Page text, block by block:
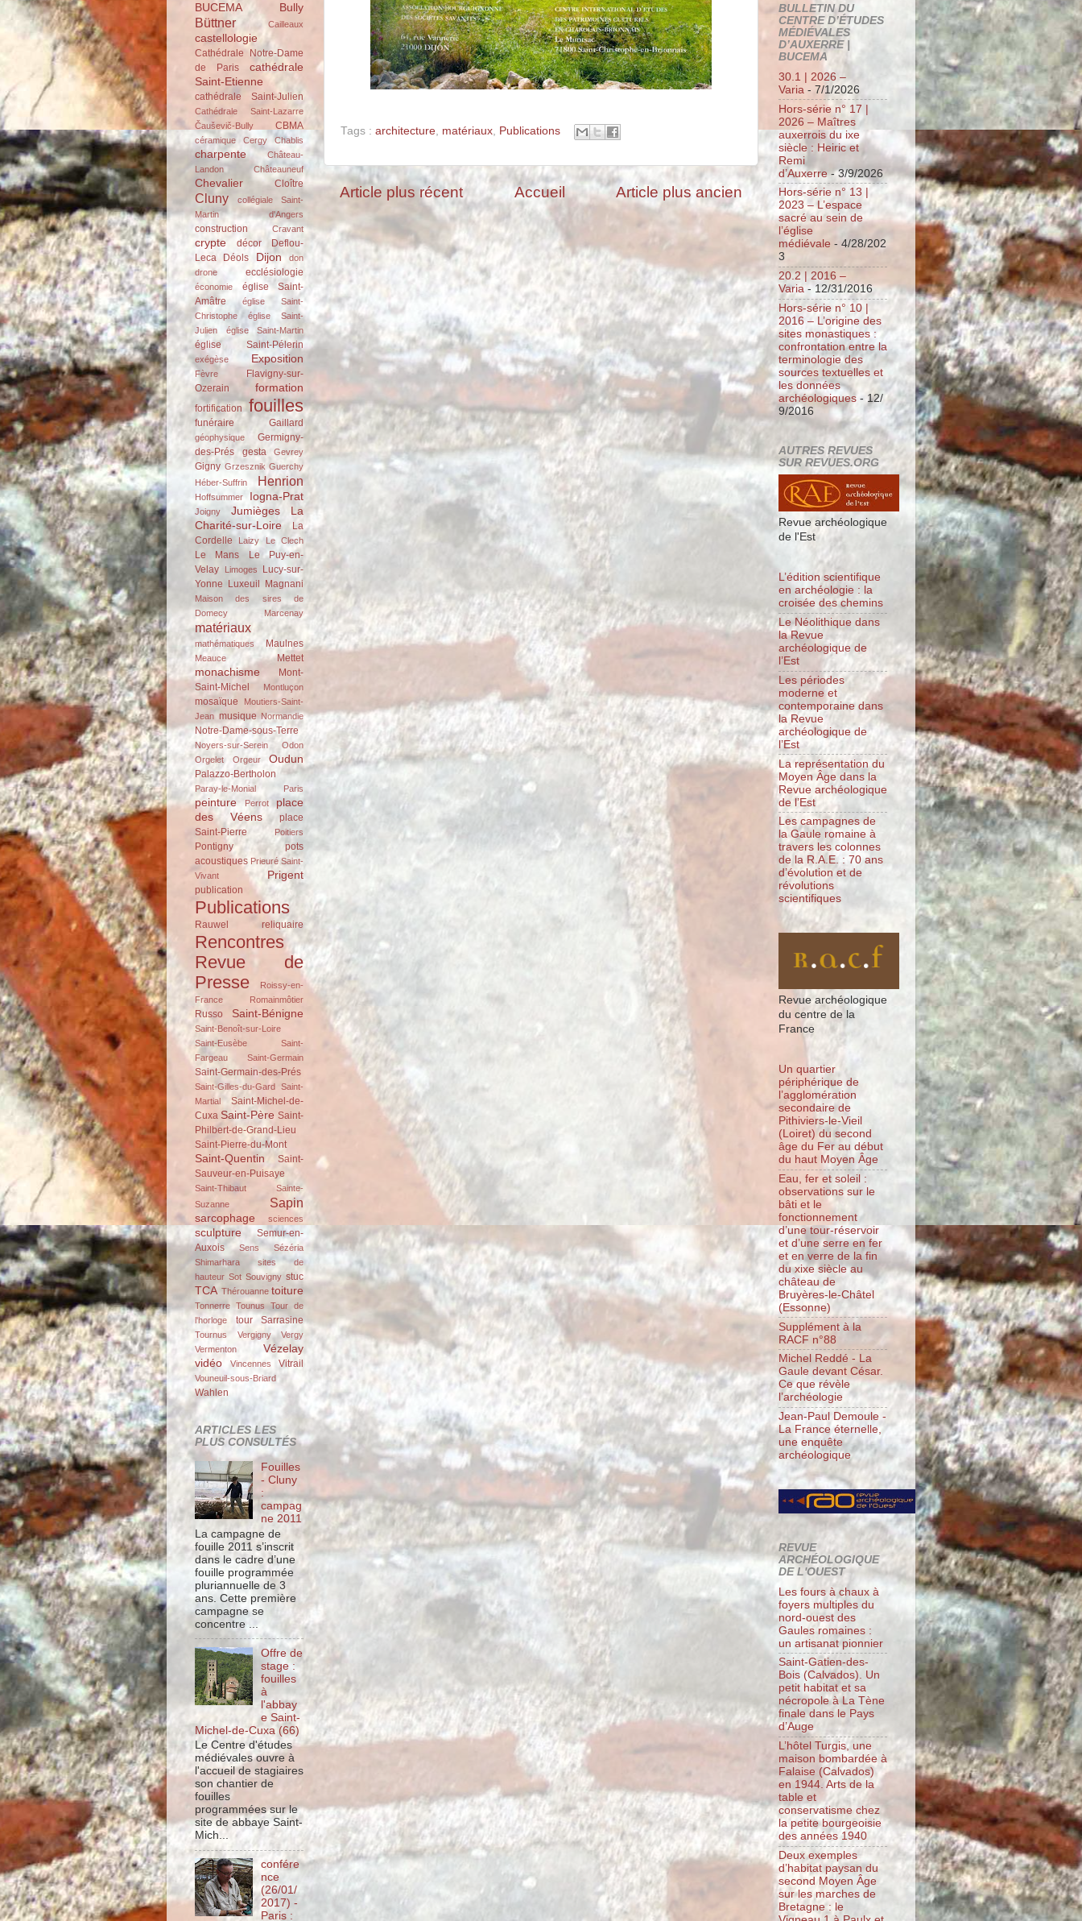
Tags : architecture, matériaux, Publications
Article plus récent Article plus ancien
Accueil
BUCEMA Bully
Büttner Cailleaux
castellologie
Cathédrale Notre-Dame
de Paris
cathédrale
Saint-Etienne
cathédrale Saint-Julien
Cathédrale Saint-Lazarre
Čauševič-Bully
CBMA
céramique Cergy Chablis
charpente
Château-
Landon
Châteauneuf
Chevalier Cloître
Cluny
collégiale Saint-
Martin d'Angers
construction Cravant
crypte décor
Deflou-
Leca
Déols Dijon
don
drone
ecclésiologie
économie
église Saint-
Amâtre
église Saint-
Christophe
église Saint-
Julien
église Saint-Martin
église Saint-Pélerin
exégèse Exposition
Fèvre
Flavigny-sur-
Ozerain
formation
fortification fouilles
funéraire Gaillard
géophysique
Germigny-
des-Prés
gesta Gevrey
Gigny Grzesznik Guerchy
Héber-Suffrin
Henrion
Hoffsummer Iogna-Prat
Joigny Jumièges
La
Charité-sur-Loire
La
Cordelle
Laizy Le Clech
Le Mans
Le Puy-en-
Velay
Limoges
Lucy-sur-
Yonne Luxeuil Magnani
Maison des sires de
Domecy
Marcenay
matériaux
mathématiques Maulnes
Meauce Mettet
monachisme
Mont-
Saint-Michel
Montluçon
mosaïque
Moutiers-Saint-
Jean musique Normandie
Notre-Dame-sous-Terre
Noyers-sur-Serein
Odon
Orgelet
Orgeur Oudun
Palazzo-Bertholon
Paray-le-Monial Paris
peinture Perrot
place
des Véens
place
Saint-Pierre
Poitiers
Pontigny
pots
acoustiques Prieuré Saint-
Vivant
Prigent
publication
Publications
Rauwel reliquaire
Rencontres
Revue de
Presse
Roissy-en-
France
Romainmôtier
Russo Saint-Bénigne
Saint-Benoît-sur-Loire
Saint-Eusèbe
Saint-
Fargeau
Saint-Germain
Saint-Germain-des-Prés
Saint-Gilles-du-Gard Saint-
Martial
Saint-Michel-de-
Cuxa Saint-Père Saint-
Philbert-de-Grand-Lieu
Saint-Pierre-du-Mont
Saint-Quentin
Saint-
Sauveur-en-Puisaye
Saint-Thibaut
Sainte-
Suzanne
Sapin
sarcophage sciences
sculpture
Semur-en-
Auxois
Sens
Sézéria
Shimarhara
sites de
hauteur Sot Souvigny stuc
TCA Thérouanne toiture
Tonnerre Tounus Tour de
l'horloge
tour Sarrasine
Tournus Vergigny
Vergy
Vermenton
Vézelay
vidéo
Vincennes Vitrail
Vouneuil-sous-Briard
Wahlen
ARTICLES LES
PLUS CONSULTÉS
Fouilles
- Cluny
:
campag
ne 2011
La campagne de
fouille 2011 s’inscrit
dans le cadre d’une
fouille programmée
pluriannuelle de 3
ans. Cette première
campagne se
concentre ...
Offre de
stage :
fouilles
à
l'abbay
e Saint-
Michel-de-Cuxa (66)
Le Centre d'études
médiévales ouvre à
l'accueil de stagiaires
son chantier de
fouilles
programmées sur le
site de abbaye Saint-
Mich...
confére
nce
(26/01/
2017) -
Paris :
BULLETIN DU
CENTRE D’ÉTUDES
MÉDIÉVALES
D’AUXERRE |
BUCEMA
30.1 | 2026 –
Varia - 7/1/2026
Hors-série n° 17 |
2026 – Maîtres
auxerrois du ixe
siècle : Heiric et
Remi
d’Auxerre- 3/9/2026
Hors-série n° 13 |
2023 – L’espace
sacré au sein de
l’église
médiévale - 4/28/202
3
20.2 | 2016 –
Varia - 12/31/2016
Hors-série n° 10 |
2016 – L’origine des
sites monastiques :
confrontation entre la
terminologie des
sources textuelles et
les données
archéologiques - 12/
9/2016
AUTRES REVUES
SUR REVUES.ORG
Revue archéologique
de l'Est
L’édition scientifique
en archéologie : la
croisée des chemins
Le Néolithique dans
la Revue
archéologique de
l’Est
Les périodes
moderne et
contemporaine dans
la Revue
archéologique de
l’Est
La représentation du
Moyen Âge dans la
Revue archéologique
de l’Est
Les campagnes de
la Gaule romaine à
travers les colonnes
de la R.A.E. : 70 ans
d’évolution et de
révolutions
scientifiques
Revue archéologique
du centre de la
France
Un quartier
périphérique de
l’agglomération
secondaire de
Pithiviers-le-Vieil
(Loiret) du second
âge du Fer au début
du haut Moyen Âge
Eau, fer et soleil :
observations sur le
bâti et le
fonctionnement
d’une tour-réservoir
et d’une serre en fer
et en verre de la fin
du xixe siècle au
château de
Bruyères-le-Châtel
(Essonne)
Supplément à la
RACF n°88
Michel Reddé - La
Gaule devant César.
Ce que révèle
l’archéologie
Jean-Paul Demoule -
La France éternelle,
une enquête
archéologique
REVUE
ARCHÉOLOGIQUE
DE L'OUEST
Les fours à chaux à
foyers multiples du
nord-ouest des
Gaules romaines :
un artisanat pionnier
Saint-Gatien-des-
Bois (Calvados). Un
petit habitat et sa
nécropole à La Tène
finale dans le Pays
d’Auge
L’hôtel Turgis, une
maison bombardée à
Falaise (Calvados)
en 1944. Arts de la
table et
conservatisme chez
la petite bourgeoisie
des années 1940
Deux exemples
d’habitat paysan du
second Moyen Âge
sur les marches de
Bretagne : le